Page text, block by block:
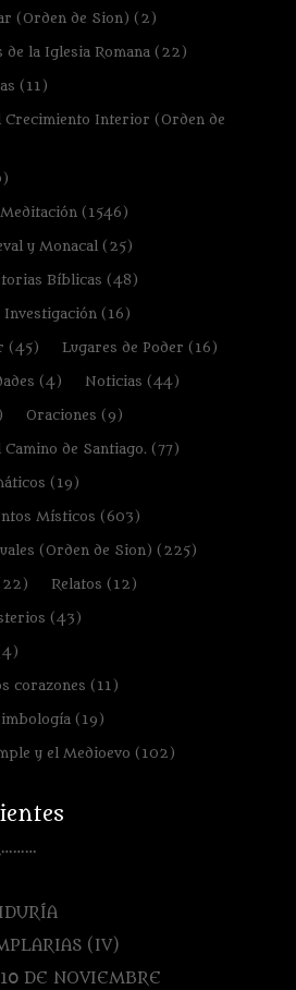
(Orden de Sion) (2)
la Iglesia Romana(22)
(11)
Crecimiento Interior (Orden de
(1546)
y Monacal(25)
Bíblicas (48)
Investigación(16)
(45) Lugares de Poder (16)
(4) Noticias (44)
Oraciones (9)
de Santiago.(77)
(19)
Místicos (603)
(Orden de Sion) (225)
Relatos (12)
(43)
corazones (11)
(19)
y el Medioevo (102)
(IV)
DE NOVIEMBRE